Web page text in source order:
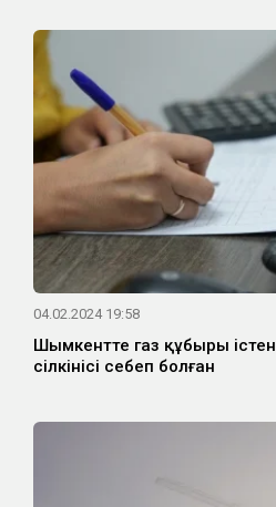
04.02.2024 19:58
Шымкентте газ құбыры
сілкінісі себеп болған